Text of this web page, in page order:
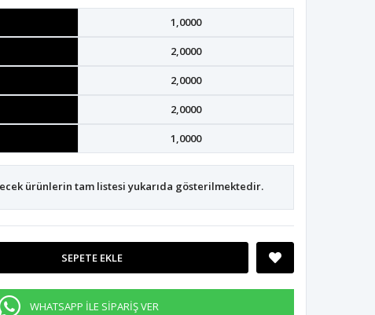
1,0000
2,0000
2,0000
2,0000
1,0000
ürünlerin tam listesi yukarıda gösterilmektedir.
SEPETE EKLE
WHATSAPP İLE SİPARİŞ VER